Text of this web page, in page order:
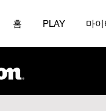
홈 PLAY 마이